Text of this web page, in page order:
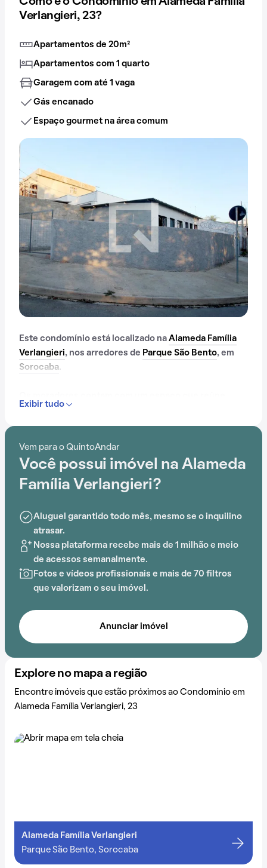
Verlangieri, 23?
Apartamentos de 20m²
Apartamentos com 1 quarto
Garagem com até 1 vaga
Gás encanado
Espaço gourmet na área comum
Este condomínio está localizado na Alameda Família
Verlangieri, nos arredores de Parque São Bento, em
Sorocaba.
possível aproveitar gás encanado e espaço gourmet
morar bem.
Exibir tudo
Vem para o QuintoAndar
Você possui imóvel na Alameda
Família Verlangieri?
Aluguel garantido todo mês, mesmo se o inquilino
atrasar.
Nossa plataforma recebe mais de 1 milhão e meio
de acessos semanalmente.
Fotos e vídeos profissionais e mais de 70 filtros
que valorizam o seu imóvel.
Anunciar imóvel
Explore no mapa a região
Encontre imóveis que estão próximos ao Condomínio em
Alameda Família Verlangieri, 23
Alameda Família Verlangieri
Parque São Bento, Sorocaba